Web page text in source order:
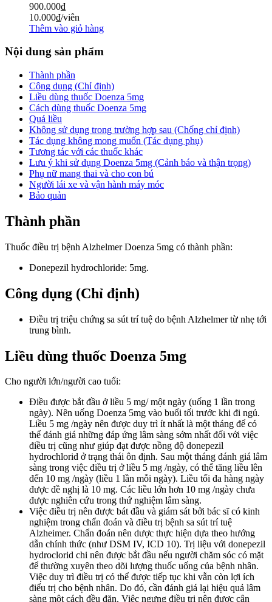
900.000₫
10.000₫/viên
Thêm vào giỏ hàng
Nội dung sản phẩm
Thành phần
Công dụng (Chỉ định)
Liều dùng thuốc Doenza 5mg
Cách dùng thuốc Doenza 5mg
Quá liều
Không sử dụng trong trường hợp sau (Chống chỉ định)
Tác dụng không mong muốn (Tác dụng phụ)
Tương tác với các thuốc khác
Lưu ý khi sử dụng Doenza 5mg (Cảnh báo và thận trọng)
Phụ nữ mang thai và cho con bú
Người lái xe và vận hành máy móc
Bảo quản
Thành phần
Thuốc điều trị bệnh Alzhelmer Doenza 5mg có thành phần:
Donepezil hydrochloride: 5mg.
Công dụng (Chỉ định)
Điều trị triệu chứng sa sút trí tuệ do bệnh Alzhelmer từ nhẹ tới
trung bình.
Liều dùng thuốc Doenza 5mg
Cho người lớn/người cao tuổi:
Điều được bắt đầu ở liều 5 mg/ một ngày (uống 1 lần trong
ngày). Nên uống Doenza 5mg vào buổi tối trước khi đi ngủ.
Liều 5 mg /ngày nên được duy trì ít nhất là một tháng để có
thể đánh giá những đáp ứng lâm sàng sớm nhất đối với việc
điều trị cũng như giúp đạt được nồng độ donepezil
hydrochlorid ở trạng thái ôn định. Sau một tháng đánh giá lâm
sàng trong việc điều trị ở liều 5 mg /ngày, có thể tăng liều lên
đến 10 mg /ngày (liều 1 lần mỗi ngày). Liều tối đa hàng ngày
được đề nghị là 10 mg. Các liều lớn hơn 10 mg /ngày chưa
được nghiên cứu trong thứ nghiệm lâm sàng.
Việc điều trị nên được bát đầu và giám sát bởi bác sĩ có kinh
nghiệm trong chẩn đoán và điều trị bệnh sa sút trí tuệ
Alzheimer. Chẩn đoán nên dược thực hiện dựa theo hướng
dẫn chính thức (như DSM IV, ICD 10). Trị liệu với donepezil
hydroclorid chi nên được bắt đầu nếu người chăm sóc có mặt
để thường xuyên theo dõi lượng thuốc uống của bệnh nhân.
Việc duy trì điều trị có thể được tiếp tục khi vẫn còn lợi ích
điểu trị cho bệnh nhân. Do đó, cần đánh giá lại hiệu quả lâm
sàng một cách đều đặn. Việc ngưng điều trị nên được cân